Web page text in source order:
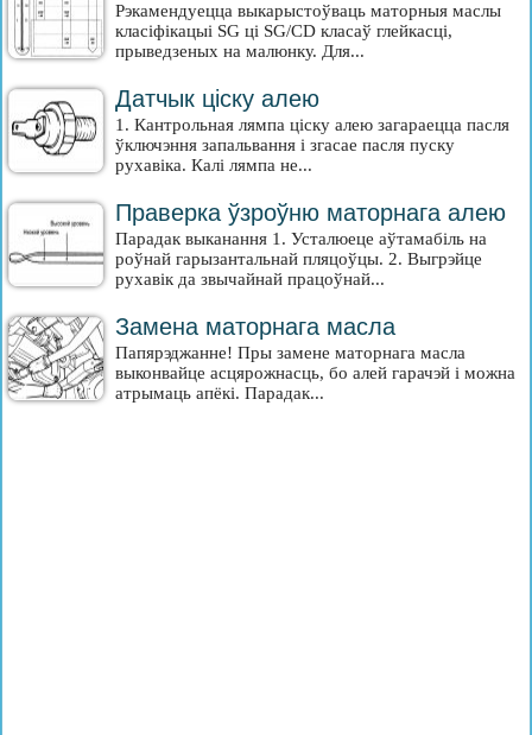
Рэкамендуецца выкарыстоўваць маторныя маслы
класіфікацыі SG ці SG/CD класаў глейкасці,
прыведзеных на малюнку. Для...
Датчык ціску алею
1. Кантрольная лямпа ціску алею загараецца пасля
ўключэння запальвання і згасае пасля пуску
рухавіка. Калі лямпа не...
Праверка ўзроўню маторнага алею
Парадак выканання 1. Усталюеце аўтамабіль на
роўнай гарызантальнай пляцоўцы. 2. Выгрэйце
рухавік да звычайнай працоўнай...
Замена маторнага масла
Папярэджанне! Пры замене маторнага масла
выконвайце асцярожнасць, бо алей гарачэй і можна
атрымаць апёкі. Парадак...